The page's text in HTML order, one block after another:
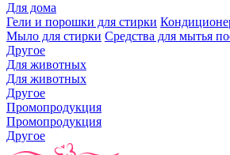
Для дома
Гели и порошки для стирки
Мыло для стирки Средства для мытья
Другое
Для животных
Для животных
Другое
Промопродукция
Промопродукция
Другое